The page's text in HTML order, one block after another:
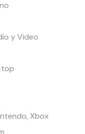
y Video
Xbox